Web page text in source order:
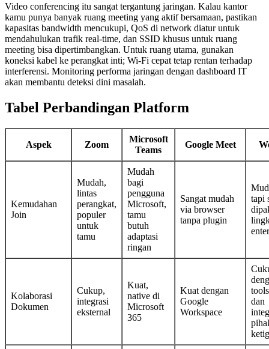
Video conferencing itu sangat tergantung jaringan. Kalau kantor
kamu punya banyak ruang meeting yang aktif bersamaan, pastikan
kapasitas bandwidth mencukupi, QoS di network diatur untuk
mendahulukan trafik real-time, dan SSID khusus untuk ruang
meeting bisa dipertimbangkan. Untuk ruang utama, gunakan
koneksi kabel ke perangkat inti; Wi-Fi cepat tetap rentan terhadap
interferensi. Monitoring performa jaringan dengan dashboard IT
akan membantu deteksi dini masalah.
Tabel Perbandingan Platform
Aspek Zoom
Microsoft
Teams
Google Meet
Kemudahan
Join
Mudah,
lintas
perangkat,
populer
untuk
tamu
Mudah
bagi
pengguna
Microsoft,
tamu
butuh
adaptasi
ringan
Sangat mudah
via browser
tanpa plugin
tapi
Kolaborasi
Dokumen
Cukup,
integrasi
eksternal
Kuat,
native di
Microsoft
365
Kuat dengan
Google
Workspace
dan